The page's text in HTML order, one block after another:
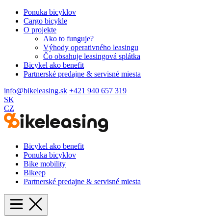
Ponuka bicyklov
Cargo bicykle
O projekte
Ako to funguje?
Výhody operativného leasingu
Čo obsahuje leasingová splátka
Bicykel ako benefit
Partnerské predajne & servisné miesta
info@bikeleasing.sk +421 940 657 319
SK
CZ
Bicykel ako benefit
Ponuka bicyklov
Bike mobility
Bikeep
Partnerské predajne & servisné miesta